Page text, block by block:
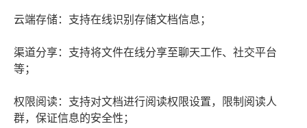
云端存储：支持在线识别存储文档信息；
渠道分享：支持将文件在线分享至聊天工作、社交平台
等；
权限阅读：支持对文档进行阅读权限设置，限制阅读人
群，保证信息的安全性；